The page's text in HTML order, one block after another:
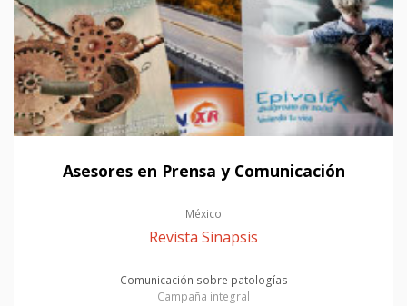
Asesores en Prensa y Comunicación
México
Revista Sinapsis
Comunicación sobre patologías
Campaña integral